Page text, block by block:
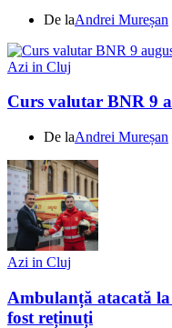
De laAndrei Mureșan
Azi in Cluj
Curs valutar BNR 9
De laAndrei Mureșan
Azi in Cluj
Ambulanță atacată
fost reținuți